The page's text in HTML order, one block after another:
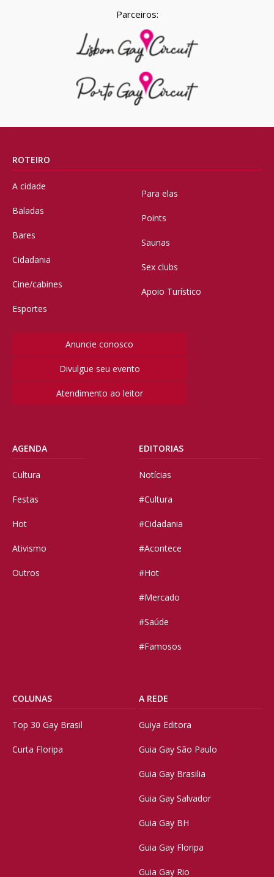
Parceiros:
ROTEIRO
A cidade
Baladas
Bares
Cidadania
Cine/cabines
Esportes
Para elas
Points
Saunas
Sex clubs
Apoio Turístico
Anuncie conosco
Divulgue seu evento
Atendimento ao leitor
AGENDA
Cultura
Festas
Hot
Ativismo
Outros
EDITORIAS
Notícias
#Cultura
#Cidadania
#Acontece
#Hot
#Mercado
#Saúde
#Famosos
COLUNAS
Top 30 Gay Brasil
Curta Floripa
A REDE
Guiya Editora
Guia Gay São Paulo
Guia Gay Brasilia
Guia Gay Salvador
Guia Gay BH
Guia Gay Floripa
Guia Gay Rio